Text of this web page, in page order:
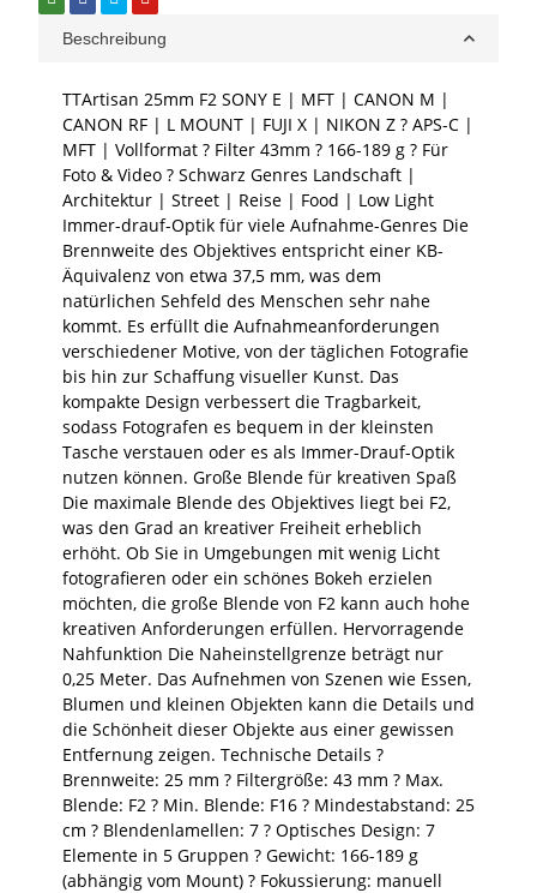
Beschreibung
TTArtisan 25mm F2 SONY E | MFT | CANON M |
CANON RF | L MOUNT | FUJI X | NIKON Z ? APS-C |
MFT | Vollformat ? Filter 43mm ? 166-189 g ? Für
Foto & Video ? Schwarz Genres Landschaft |
Architektur | Street | Reise | Food | Low Light
Immer-drauf-Optik für viele Aufnahme-Genres Die
Brennweite des Objektives entspricht einer KB-
Äquivalenz von etwa 37,5 mm, was dem
natürlichen Sehfeld des Menschen sehr nahe
kommt. Es erfüllt die Aufnahmeanforderungen
verschiedener Motive, von der täglichen Fotografie
bis hin zur Schaffung visueller Kunst. Das
kompakte Design verbessert die Tragbarkeit,
sodass Fotografen es bequem in der kleinsten
Tasche verstauen oder es als Immer-Drauf-Optik
nutzen können. Große Blende für kreativen Spaß
Die maximale Blende des Objektives liegt bei F2,
was den Grad an kreativer Freiheit erheblich
erhöht. Ob Sie in Umgebungen mit wenig Licht
fotografieren oder ein schönes Bokeh erzielen
möchten, die große Blende von F2 kann auch hohe
kreativen Anforderungen erfüllen. Hervorragende
Nahfunktion Die Naheinstellgrenze beträgt nur
0,25 Meter. Das Aufnehmen von Szenen wie Essen,
Blumen und kleinen Objekten kann die Details und
die Schönheit dieser Objekte aus einer gewissen
Entfernung zeigen. Technische Details ?
Brennweite: 25 mm ? Filtergröße: 43 mm ? Max.
Blende: F2 ? Min. Blende: F16 ? Mindestabstand: 25
cm ? Blendenlamellen: 7 ? Optisches Design: 7
Elemente in 5 Gruppen ? Gewicht: 166-189 g
(abhängig vom Mount) ? Fokussierung: manuell